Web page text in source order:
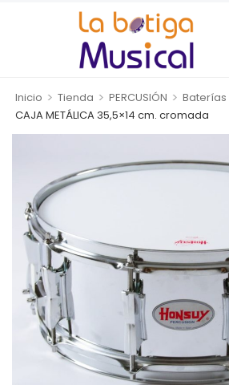
Inicio > Tienda > PERCUSIÓN > Baterías
CAJA METÁLICA 35,5×14 cm. cromada